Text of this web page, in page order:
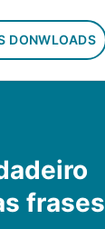
DONWLOADS
frases